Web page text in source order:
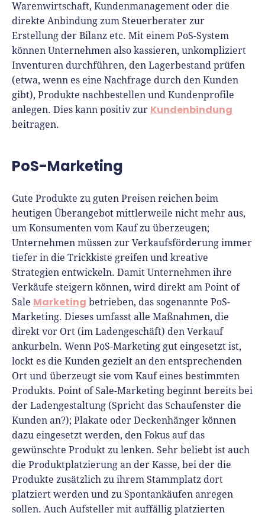
Warenwirtschaft, Kundenmanagement oder die
direkte Anbindung zum Steuerberater zur
Erstellung der Bilanz etc. Mit einem PoS-System
können Unternehmen also kassieren, unkompliziert
Inventuren durchführen, den Lagerbestand prüfen
(etwa, wenn es eine Nachfrage durch den Kunden
gibt), Produkte nachbestellen und Kundenprofile
anlegen. Dies kann positiv zur Kundenbindung
beitragen.
PoS-Marketing
Gute Produkte zu guten Preisen reichen beim
heutigen Überangebot mittlerweile nicht mehr aus,
um Konsumenten vom Kauf zu überzeugen;
Unternehmen müssen zur Verkaufsförderung immer
tiefer in die Trickkiste greifen und kreative
Strategien entwickeln. Damit Unternehmen ihre
Verkäufe steigern können, wird direkt am Point of
Sale Marketing betrieben, das sogenannte PoS-
Marketing. Dieses umfasst alle Maßnahmen, die
direkt vor Ort (im Ladengeschäft) den Verkauf
ankurbeln. Wenn PoS-Marketing gut eingesetzt ist,
lockt es die Kunden gezielt an den entsprechenden
Ort und überzeugt sie vom Kauf eines bestimmten
Produkts. Point of Sale-Marketing beginnt bereits bei
der Ladengestaltung (Spricht das Schaufenster die
Kunden an?); Plakate oder Deckenhänger können
dazu eingesetzt werden, den Fokus auf das
gewünschte Produkt zu lenken. Sehr beliebt ist auch
die Produktplatzierung an der Kasse, bei der die
Produkte zusätzlich zu ihrem Stammplatz dort
platziert werden und zu Spontankäufen anregen
sollen. Auch Aufsteller mit auffällig platzierten